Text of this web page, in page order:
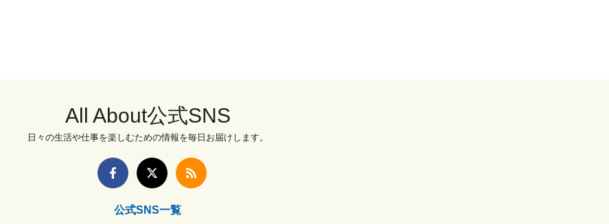
All About公式SNS
日々の生活や仕事を楽しむための情報を毎日お届けします。
公式SNS一覧